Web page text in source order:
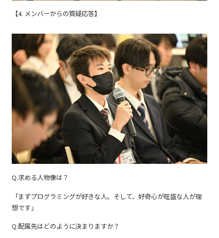
【4. メンバーからの質疑応答】
Q.求める人物像は？
「まずプログラミングが好きな人。そして、好奇心が旺盛な人が理
想です」
Q.配属先はどのように決まりますか？